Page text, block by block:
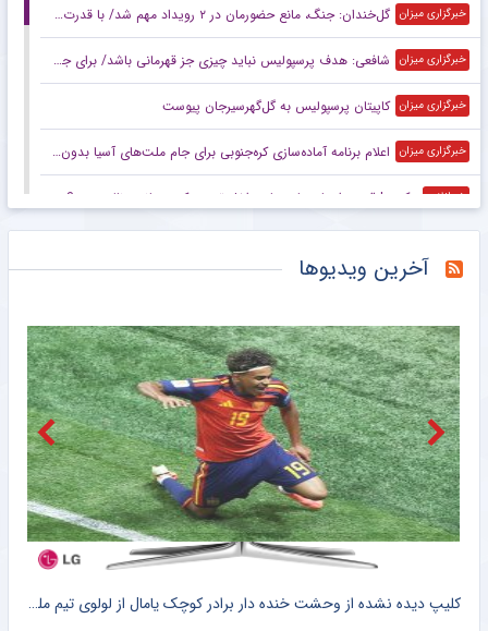
خبرگزاری میزان گل‌خندان: جنگ، مانع حضورمان در ۲ رویداد مهم شد/ با قدرت برای بازی‌های آسیایی و سهمیه المپیک می‌جنگیم
خبرگزاری میزان شافعی: هدف پرسپولیس نباید چیزی جز قهرمانی باشد/ برای جام ملت‌ها باید از برخی چهره‌ها عبور کنیم
خبرگزاری میزان کاپیتان پرسپولیس به گل‌گهرسیرجان پیوست
خبرگزاری میزان اعلام برنامه آماده‌سازی کره‌جنوبی برای جام ملت‌های آسیا بدون سرمربی
خبرانلاین عکس | قیمت اسباب بازی‌های داخل تصویر کریستیانو رونالدو چند؟
خبرگزاری میزان رحمتی: هدف ما ایستادن روی سکوی قهرمانی آسیاست/ برای اهتزاز پرچم ایران روی تخته می‌رویم
خبرانلاین عکس | تعطیلات دونفره امباپه و خانم بازیگر؛ تصویری که برزیل را منفجر کرد!
خبرورزشی ویدیو| خود صلاح هم از این استقبال شوکه شد/ آتش بازی ترک‌ها در شهر!
باشگاه خبرنگاران جوان مسابقات دوومیدانی بلاروس/ کسب ۶ مدال توسط ملی‌پوشان ایران
آخرین ویدیوها
کلیپ دیده نشده از وحشت خنده دار برادر کوچک یامال از لولوی تیم ملی اسپانیا + سند شلیک لامین یامال در حمایت از ایران ، علیه آمریکا !! + کلیپ وایرال شده